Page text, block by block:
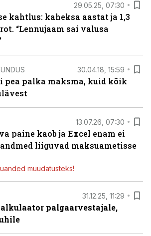
29.05.25, 07:30
kahtlus: kaheksa aastat ja 1,3
“Lennujaam sai valusa
30.04.18, 15:59
pea palka maksma, kuid kõik
13.07.26, 07:30
paine kaob ja Excel enam ei
liiguvad maksuametisse
muudatusteks!
31.12.25, 11:29
palgaarvestajale,